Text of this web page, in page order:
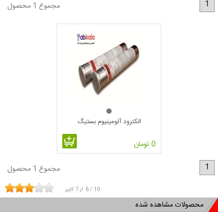
بندی های فویلی و کیوم شده از جنس آلومینیوم خالص که طول عمر
الکترود آلومینیوم بستیگ مناسب برای جوشکاری آلیاژهای آلومینیوم
الکترود آلومینیوم بستیگ مناسب برای اتصال نا همسان میان
الکترود آلومینیوم بستیگ با نرخ جایگزینی فلز جوش 90%.
1 مجموع 1 محصول
الکترود آلومینیوم بستیگ
0 تومان
1
مجموع 1 محصول
6 / 10 از7کاربر
محصولات مشاهده شده